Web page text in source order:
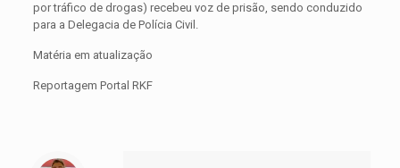
por tráfico de drogas) recebeu voz de prisão, sendo conduzido
para a Delegacia de Polícia Civil.
Matéria em atualização
Reportagem Portal RKF